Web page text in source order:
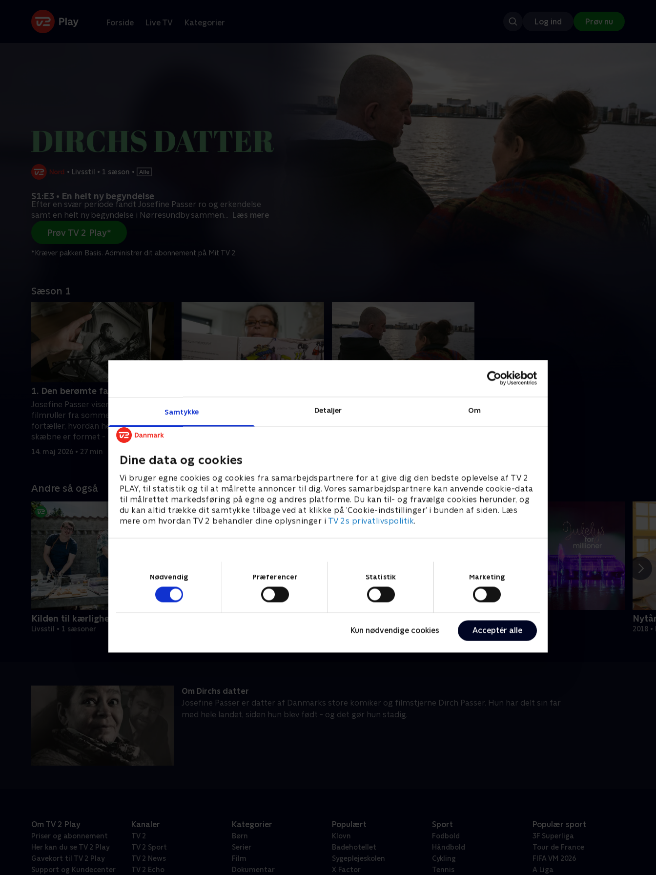
Samtykke Detaljer Om
Dine data og cookies
Vi bruger egne cookies og cookies fra samarbejdspartnere for at give dig den bedste oplevelse af TV 2
PLAY, til statistik og til at målrette annoncer til dig. Vores samarbejdspartnere kan anvende cookie-data
til målrettet markedsføring på egne og andres platforme. Du kan til- og fravælge cookies herunder, og
du kan altid trække dit samtykke tilbage ved at klikke på ’Cookie-indstillinger’ i bunden af siden. Læs
mere om hvordan TV 2 behandler dine oplysninger i TV 2s privatlivspolitik.
Nødvendig
Præferencer Statistik Marketing
Kun nødvendige cookies Acceptér alle
Forside Live TV Kategorier Log ind Prøv nu
• Livsstil • 1 sæson •
S1:E3 • En helt ny begyndelse
Efter en svær periode fandt Josefine Passer ro og erkendelse
samt en helt ny begyndelse i Nørresundby sammen... Læs mere
Prøv TV 2 Play*
*Kræver pakken Basis. Administrer dit abonnement på Mit TV 2.
Sæson 1
1. Den berømte far
Josefine Passer viser private
filmruller fra sommerhuset og
fortæller, hvordan hendes liv og
skæbne er formet - med og uden sin
berømte far.
14. maj 2026 • 27 min
mor i 1976, og det skabte en stor
tomhed og rodløshed hos hende. Det
Passer ro og erkendelse samt en helt
Andre så også
Kilden til kærlighed
Livsstil • 1 sæsoner
Julelys for millioner
2022 • Livsstil • 46 min 2018
Om Dirchs datter
Josefine Passer er datter af Danmarks store komiker og filmstjerne Dirch Passer. Hun har delt sin far
med hele landet, siden hun blev født - og det gør hun stadig.
Om TV 2 Play
Priser og abonnement
Her kan du se TV 2 Play
Gavekort til TV 2 Play
Support og Kundecenter
Kanaler
TV 2
TV 2 Sport
TV 2 News
TV 2 Echo
Kategorier
Børn
Serier
Film
Dokumentar
Populært
Klovn
Badehotellet
Sygeplejeskolen
X Factor
Sport
Fodbold
Håndbold
Cykling
Tennis
Populær sport
3F Superliga
Tour de France
FIFA VM 2026
A Liga